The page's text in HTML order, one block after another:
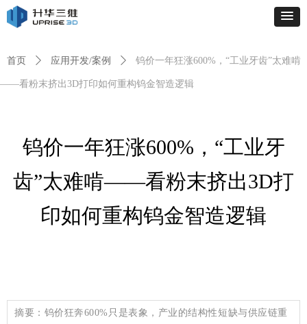
钨价一年狂涨600%，“工业牙
齿”太难啃——看粉末挤出3D打
印如何重构钨金智造逻辑
摘要：钨价狂奔600%只是表象，产业的结构性短缺与供应链重
首页 ꄲ 应用开发/案例 ꄲ 钨价一年狂涨600%，“工业牙齿”太难啃
——看粉末挤出3D打印如何重构钨金智造逻辑